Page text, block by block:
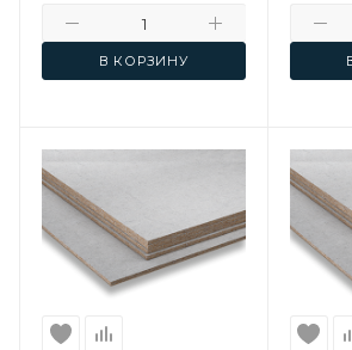
В КОРЗИНУ